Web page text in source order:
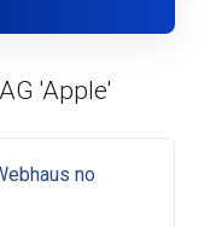
'Apple'
no